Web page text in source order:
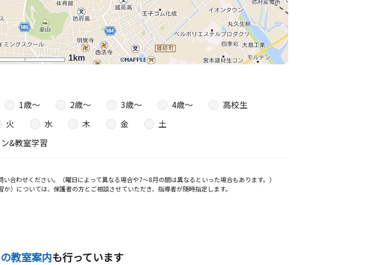
1km
1歳〜 2歳〜 3歳〜 4歳〜
高校生
火 水 木 金
土
&教室学習
合わせください。（曜日によって異なる場合や7～8月の間は異なるといった場合もあります。）
）については、保護者の方とご相談させていただき、指導者が随時指定します。
教室案内も行っています